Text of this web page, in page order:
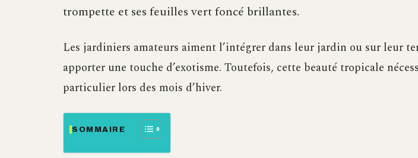
trompette et ses feuilles vert foncé brillantes.
Les jardiniers amateurs aiment l’intégrer dans leur jardin ou sur leur
apporter une touche d’exotisme. Toutefois, cette beauté tropicale
particulier lors des mois d’hiver.
SOMMAIRE